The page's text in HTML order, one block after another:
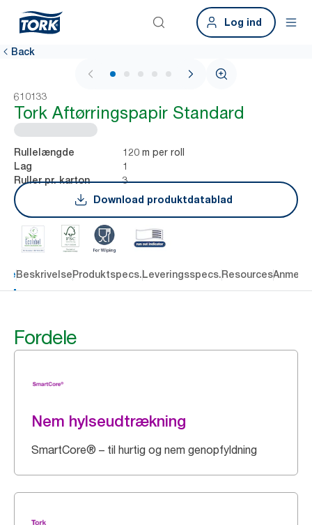
Log ind
Back
1 / 5
610133
Tork Aftørringspapir Standard
Rullelængde 120 m per roll
Lag 1
Ruller pr. karton
3
Download produktdatablad
BeskrivelseProduktspecs.Leveringsspecs.Resources
Fordele
Nem hylseudtrækning
SmartCore® – til hurtig og nem genopfyldning